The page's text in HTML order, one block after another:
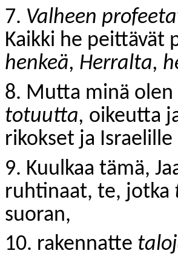
7. Valheen
Kaikki he peittävät
henkeä, Herralta,
8. Mutta minä
totuutta, oikeutta
rikokset ja Israelille
9. Kuulkaa tämä,
ruhtinaat, te, jotka
suoran,
10. rakennatte